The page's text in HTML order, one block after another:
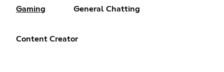
Gaming General Chatting
Content Creator